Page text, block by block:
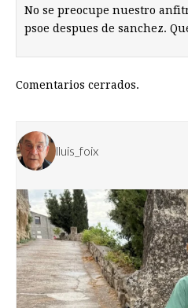
No se preocupe nuestro
psoe despues de sanchez.
Comentarios cerrados.
lluis_foix